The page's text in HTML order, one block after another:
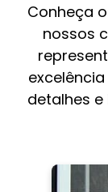
Conheça
nossos
detalhes